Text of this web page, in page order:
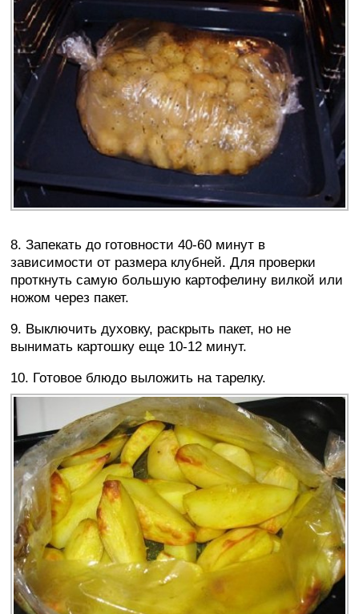
8. Запекать до готовности 40-60 минут в
зависимости от размера клубней. Для проверки
проткнуть самую большую картофелину вилкой или
ножом через пакет.
9. Выключить духовку, раскрыть пакет, но не
вынимать картошку еще 10-12 минут.
10. Готовое блюдо выложить на тарелку.